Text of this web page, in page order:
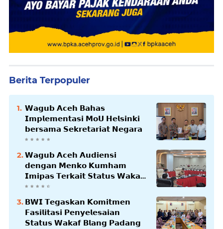
Berita Terpopuler
𝗪𝗮𝗴𝘂𝗯 𝗔𝗰𝗲𝗵 𝗕𝗮𝗵𝗮𝘀
𝗜𝗺𝗽𝗹𝗲𝗺𝗲𝗻𝘁𝗮𝘀𝗶 𝗠𝗼𝗨 𝗛𝗲𝗹𝘀𝗶𝗻𝗸𝗶
𝗯𝗲𝗿𝘀𝗮𝗺𝗮 𝗦𝗲𝗸𝗿𝗲𝘁𝗮𝗿𝗶𝗮𝘁 𝗡𝗲𝗴𝗮𝗿𝗮
𝗪𝗮𝗴𝘂𝗯 𝗔𝗰𝗲𝗵 𝗔𝘂𝗱𝗶𝗲𝗻𝘀𝗶
𝗱𝗲𝗻𝗴𝗮𝗻 𝗠𝗲𝗻𝗸𝗼 𝗞𝘂𝗺𝗵𝗮𝗺
𝗜𝗺𝗶𝗽𝗮𝘀 𝗧𝗲𝗿𝗸𝗮𝗶𝘁 𝗦𝘁𝗮𝘁𝘂𝘀 𝗪𝗮𝗸𝗮𝗳
𝗕𝗹𝗮𝗻𝗴𝗽𝗮𝗱𝗮𝗻𝗴
𝗕𝗪𝗜 𝗧𝗲𝗴𝗮𝘀𝗸𝗮𝗻 𝗞𝗼𝗺𝗶𝘁𝗺𝗲𝗻
𝗙𝗮𝘀𝗶𝗹𝗶𝘁𝗮𝘀𝗶 𝗣𝗲𝗻𝘆𝗲𝗹𝗲𝘀𝗮𝗶𝗮𝗻
𝗦𝘁𝗮𝘁𝘂𝘀 𝗪𝗮𝗸𝗮𝗳 𝗕𝗹𝗮𝗻𝗴 𝗣𝗮𝗱𝗮𝗻𝗴